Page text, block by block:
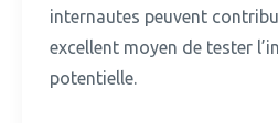
internautes peuvent
excellent moyen de tester
potentielle.